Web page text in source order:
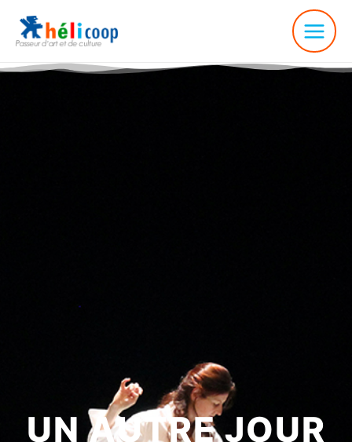
UN AUTRE JOUR